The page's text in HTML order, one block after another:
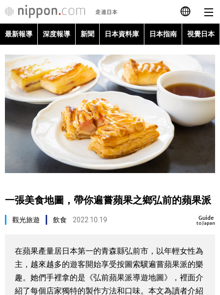
日本語
English
简体字
Français
Español
العربية
最新報導
深度報導
新聞
日本指南
臺灣香港
更多
最新報導 深度報導 新聞 日本資料庫 日本指南 視覺日本
一張美食地圖，帶你遍嘗蘋果之鄉弘前的蘋果派
Guide
to Japan
觀光旅遊 飲食 2022.10.19
在蘋果產量居日本第一的青森縣弘前市，以年輕女性為
主，越來越多的遊客開始享受按圖索驥遍嘗蘋果派的樂
趣。她們手裡拿的是《弘前蘋果派導遊地圖》，裡面介
紹了每個店家獨特的製作方法和口味。本文為讀者介紹